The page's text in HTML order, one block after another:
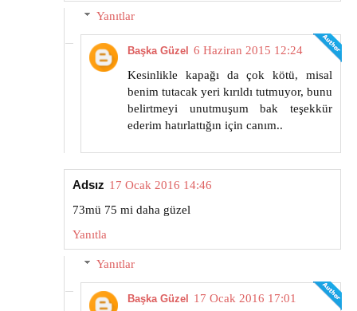
Yanıtlar
Başka Güzel
6 Haziran 2015 12:24
Kesinlikle kapağı da çok kötü, misal
benim tutacak yeri kırıldı tutmuyor, bunu
belirtmeyi unutmuşum bak teşekkür
ederim hatırlattığın için canım..
Adsız 17 Ocak 2016 14:46
73mü 75 mi daha güzel
Yanıtla
Yanıtlar
Başka Güzel
17 Ocak 2016 17:01